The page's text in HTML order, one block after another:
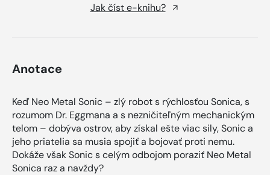
Jak číst e-knihu?
Anotace
Keď Neo Metal Sonic – zlý robot s rýchlosťou Sonica, s
rozumom Dr. Eggmana a s nezničiteľným mechanickým
telom – dobýva ostrov, aby získal ešte viac sily, Sonic a
jeho priatelia sa musia spojiť a bojovať proti nemu.
Dokáže však Sonic s celým odbojom poraziť Neo Metal
Sonica raz a navždy?